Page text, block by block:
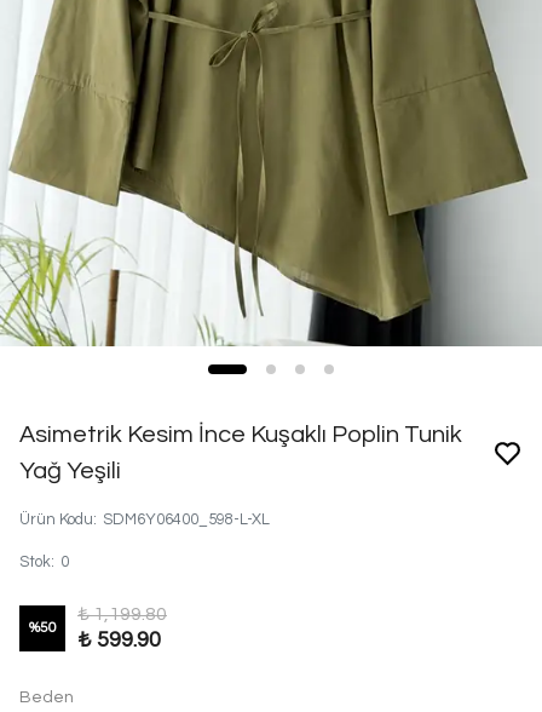
Asimetrik Kesim İnce Kuşaklı Poplin Tunik
Yağ Yeşili
Ürün Kodu: SDM6Y06400_598-L-XL
Stok: 0
%50
₺ 1,199.80
₺ 599.90
Beden